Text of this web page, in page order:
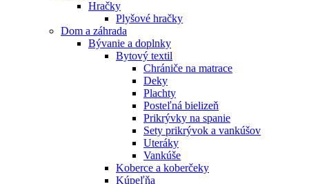
Hračky
Plyšové hračky
Dom a záhrada
Bývanie a doplnky
Bytový textil
Chrániče na matrace
Deky
Plachty
Posteľná bielizeň
Prikrývky na spanie
Sety prikrývok a vankúšov
Uteráky
Vankúše
Koberce a koberčeky
Kúpeľňa